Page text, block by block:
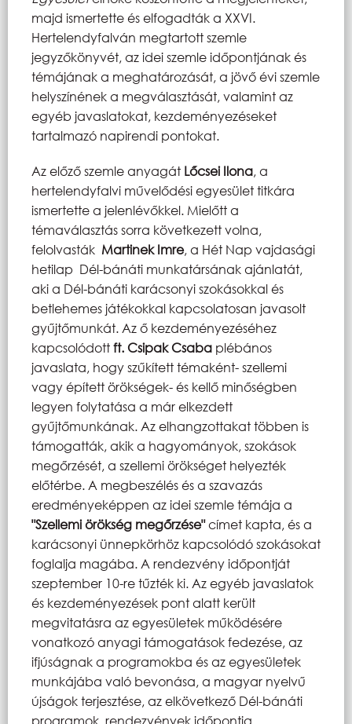
majd ismertette és elfogadták a XXVI.
Hertelendyfalván megtartott szemle
jegyzőkönyvét, az idei szemle időpontjának és
témájának a meghatározását, a jövő évi szemle
helyszínének a megválasztását, valamint az
egyéb javaslatokat, kezdeményezéseket
tartalmazó napirendi pontokat.
Az előző szemle anyagát Lőcsei Ilona, a
hertelendyfalvi művelődési egyesület titkára
ismertette a jelenlévőkkel. Mielőtt a
témaválasztás sorra következett volna,
felolvasták Martinek Imre, a Hét Nap vajdasági
hetilap Dél-bánáti munkatársának ajánlatát,
aki a Dél-bánáti karácsonyi szokásokkal és
betlehemes játékokkal kapcsolatosan javasolt
gyűjtőmunkát. Az ő kezdeményezéséhez
kapcsolódottft. Csipak Csaba plébános
javaslata, hogy szűkített témaként- szellemi
vagy épített örökségek- és kellő minőségben
legyen folytatása a már elkezdett
gyűjtőmunkának. Az elhangzottakat többen is
támogatták, akik a hagyományok, szokások
megőrzését, a szellemi örökséget helyezték
előtérbe. A megbeszélés és a szavazás
eredményeképpen az idei szemle témája a
"Szellemi örökség megőrzése"címet kapta, és a
karácsonyi ünnepkörhöz kapcsolódó szokásokat
foglalja magába. A rendezvény időpontját
szeptember 10-re tűzték ki. Az egyéb javaslatok
és kezdeményezések pont alatt került
megvitatásra az egyesületek működésére
vonatkozó anyagi támogatások fedezése, az
ifjúságnak a programokba és az egyesületek
munkájába való bevonása, a magyar nyelvű
újságok terjesztése, az elkövetkező Dél-bánáti
programok, rendezvények időpontja.